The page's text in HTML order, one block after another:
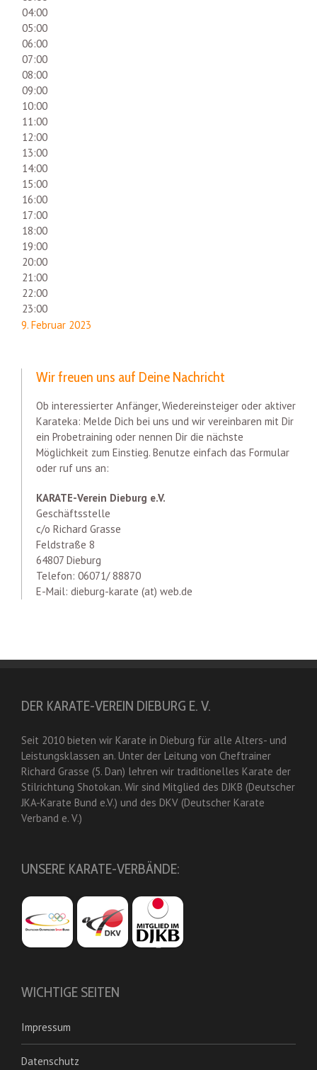
04:00
05:00
06:00
07:00
08:00
09:00
10:00
11:00
12:00
13:00
14:00
15:00
16:00
17:00
18:00
19:00
20:00
21:00
22:00
23:00
9. Februar 2023
Wir freuen uns auf Deine Nachricht
Ob interessierter Anfänger, Wiedereinsteiger oder aktiver
Karateka: Melde Dich bei uns und wir vereinbaren mit Dir
ein Probetraining oder nennen Dir die nächste
Möglichkeit zum Einstieg. Benutze einfach das Formular
oder ruf uns an:
KARATE-Verein Dieburg e.V.
Geschäftsstelle
c/o Richard Grasse
Feldstraße 8
64807 Dieburg
Telefon: 06071/ 88870
E-Mail: dieburg-karate (at) web.de
DER KARATE-VEREIN DIEBURG E. V.
Seit 2010 bieten wir Karate in Dieburg für alle Alters- und
Leistungsklassen an. Unter der Leitung von Cheftrainer
Richard Grasse (5. Dan) lehren wir traditionelles Karate der
Stilrichtung Shotokan. Wir sind Mitglied des DJKB (Deutscher
JKA-Karate Bund e.V.) und des DKV (Deutscher Karate
Verband e. V.)
UNSERE KARATE-VERBÄNDE:
WICHTIGE SEITEN
Impressum
Datenschutz